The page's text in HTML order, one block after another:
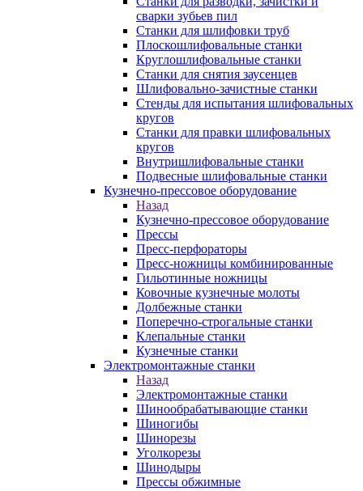
сварки зубьев пил
Станки для шлифовки труб
Плоскошлифовальные станки
Круглошлифовальные станки
Станки для снятия заусенцев
Шлифовально-зачистные станки
Стенды для испытания шлифовальных
кругов
Станки для правки шлифовальных
кругов
Внутришлифовальные станки
Подвесные шлифовальные станки
Кузнечно-прессовое оборудование
Назад
Кузнечно-прессовое оборудование
Прессы
Пресс-перфораторы
Пресс-ножницы комбинированные
Гильотинные ножницы
Ковочные кузнечные молоты
Долбежные станки
Поперечно-строгальные станки
Клепальные станки
Кузнечные станки
Электромонтажные станки
Назад
Электромонтажные станки
Шинообрабатывающие станки
Шиногибы
Шинорезы
Уголкорезы
Шинодыры
Прессы обжимные